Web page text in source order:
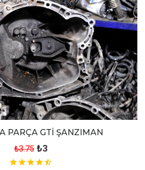
PARÇA GTİ ŞANZIMAN
₺3.75 ₺3